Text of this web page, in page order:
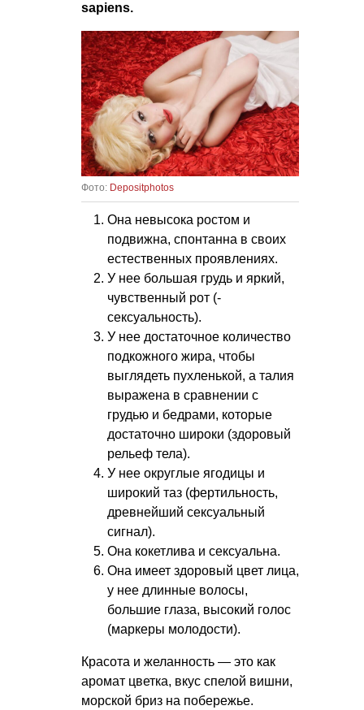
sapiens.
Фото: Depositphotos
Она невысока ростом и
подвижна, спонтанна в своих
естественных проявлениях.
У нее большая грудь и яркий,
чувственный рот (­
сексуальность).
У нее достаточное количество
подкожного жира, чтобы
выглядеть пухленькой, а талия
выражена в сравнении с
грудью и бедрами, которые
достаточно широки (здоровый
рельеф тела).
У нее округлые ягодицы и
широкий таз (фертильность,
древнейший сексуальный
сигнал).
Она кокетлива и сексуальна.
Она имеет здоровый цвет лица,
у нее длинные волосы,
большие глаза, высокий голос
(маркеры молодости).
Красота и желанность — это как
аромат цветка, вкус спелой вишни,
морской бриз на побережье.